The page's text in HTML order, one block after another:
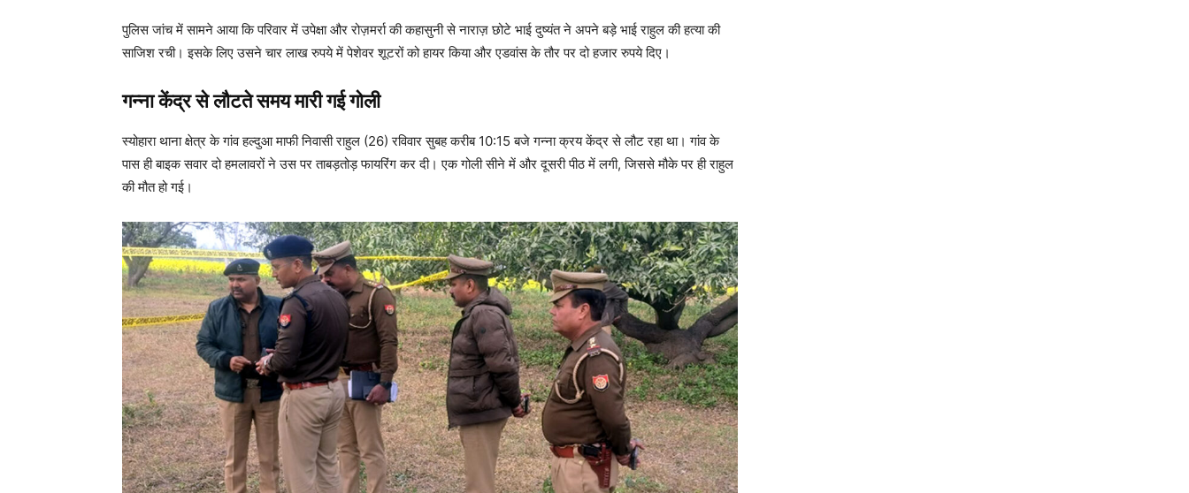
पुलिस जांच में सामने आया कि परिवार में उपेक्षा और रोज़मर्रा की कहासुनी से नाराज़ छोटे भाई दुष्यंत ने अपने बड़े भाई राहुल की हत्या की
साजिश रची। इसके लिए उसने चार लाख रुपये में पेशेवर शूटरों को हायर किया और एडवांस के तौर पर दो हजार रुपये दिए।
गन्ना केंद्र से लौटते समय मारी गई गोली
स्योहारा थाना क्षेत्र के गांव हल्दुआ माफी निवासी राहुल (26) रविवार सुबह करीब 10:15 बजे गन्ना क्रय केंद्र से लौट रहा था। गांव के
पास ही बाइक सवार दो हमलावरों ने उस पर ताबड़तोड़ फायरिंग कर दी। एक गोली सीने में और दूसरी पीठ में लगी, जिससे मौके पर ही राहुल
की मौत हो गई।